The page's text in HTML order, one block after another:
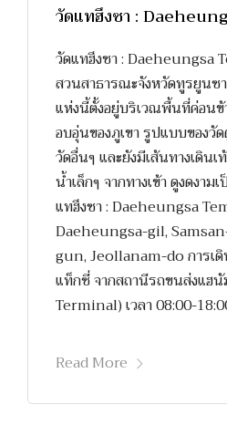
วัดแทฮึงซา :
วัดแทฮึงซา : Daeheungsa
สวนสาธารณะจังหวัดทูรยูน
แห่งนี้ตั้งอยู่บริเวณพื้นที่ค่อนข้
อบอุ่นของภูเขา รูปแบบของวั
วัดอื่นๆ และยังมีเส้นทางเดินเ
น้ำเล็กๆ จากทางเข้า ดูงดงา
แทฮึงซา : Daeheungsa
Daeheungsa-gil,
gun, Jeollanam-do การเ
แท็กซี่ จากสถานีรถขนส่งแฮ
Terminal) เวลา 08:00-
Read More